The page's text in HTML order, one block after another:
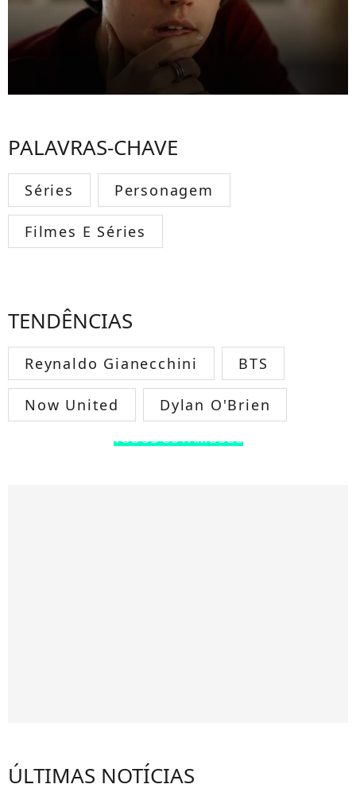
PALAVRAS-CHAVE
Séries Personagem
Filmes E Séries
TENDÊNCIAS
Reynaldo Gianecchini BTS
Now United Dylan O'Brien
TODOS OS FAMOSOS
ÚLTIMAS NOTÍCIAS